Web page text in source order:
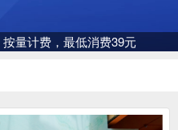
量计费，最低消费39元
体如何发力？